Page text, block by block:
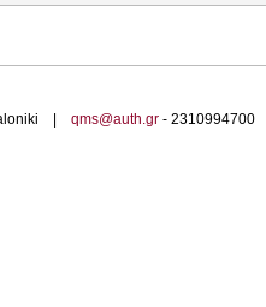
| qms@auth.gr-